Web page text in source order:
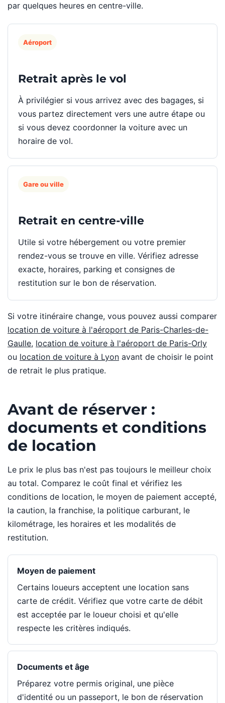
par quelques heures en centre-ville.
Aéroport
Retrait après le vol
À privilégier si vous arrivez avec des bagages, si
vous partez directement vers une autre étape ou
si vous devez coordonner la voiture avec un
horaire de vol.
Gare ou ville
Retrait en centre-ville
Utile si votre hébergement ou votre premier
rendez-vous se trouve en ville. Vérifiez adresse
exacte, horaires, parking et consignes de
restitution sur le bon de réservation.
Si votre itinéraire change, vous pouvez aussi comparer
location de voiture à l'aéroport de Paris-Charles-de-
Gaulle, location de voiture à l'aéroport de Paris-Orly
ou location de voiture à Lyon avant de choisir le point
de retrait le plus pratique.
Avant de réserver :
documents et conditions
de location
Le prix le plus bas n'est pas toujours le meilleur choix
au total. Comparez le coût final et vérifiez les
conditions de location, le moyen de paiement accepté,
la caution, la franchise, la politique carburant, le
kilométrage, les horaires et les modalités de
restitution.
Moyen de paiement
Certains loueurs acceptent une location sans
carte de crédit. Vérifiez que votre carte de débit
est acceptée par le loueur choisi et qu'elle
respecte les critères indiqués.
Documents et âge
Préparez votre permis original, une pièce
d'identité ou un passeport, le bon de réservation